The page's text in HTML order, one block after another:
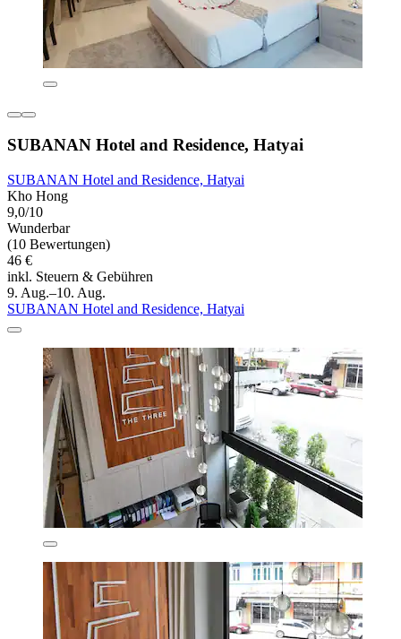
SUBANAN Hotel and Residence, Hatyai
SUBANAN Hotel and Residence, Hatyai
Kho Hong
9,0/10
Wunderbar
(10 Bewertungen)
46 €
inkl. Steuern & Gebühren
9. Aug.–10. Aug.
SUBANAN Hotel and Residence, Hatyai